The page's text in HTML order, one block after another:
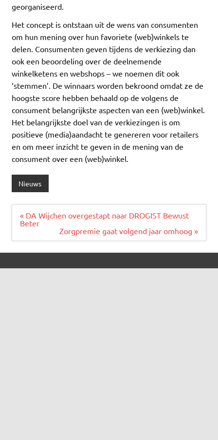
georganiseerd.
Het concept is ontstaan uit de wens van consumenten
om hun mening over hun favoriete (web)winkels te
delen. Consumenten geven tijdens de verkiezing dan
ook een beoordeling over de deelnemende
winkelketens en webshops – we noemen dit ook
‘stemmen’. De winnaars worden bekroond omdat ze de
hoogste score hebben behaald op de volgens de
consument belangrijkste aspecten van een (web)winkel.
Het belangrijkste doel van de verkiezingen is om
positieve (media)aandacht te genereren voor retailers
en om meer inzicht te geven in de mening van de
consument over een (web)winkel.
Nieuws
Bericht
navigatie
« DA Wijchen overgestapt naar DROGIST Bewust
Beter
Zorgpremie gaat volgend jaar omhoog »